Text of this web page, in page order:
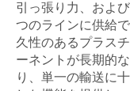
引っ張り力、およ
つのラインに供給
久性のあるプラス
ーネントが長期的
り、単一の輸送に